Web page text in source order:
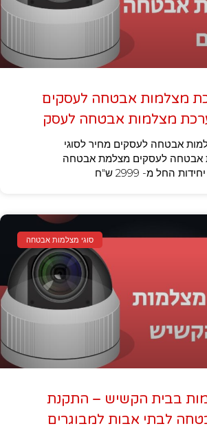
מצלמות אבטחה לעסקים
מצלמות אבטחה לעסק
אבטחה לעסקים מחיר לסוגי
אבטחה לעסקים מצלמת אבטחה
החל מ- 2999 ש"ח
סוגי מצלמות אבטחה
בבית הקשיש – התקנת
לבתי אבות למבוגרים